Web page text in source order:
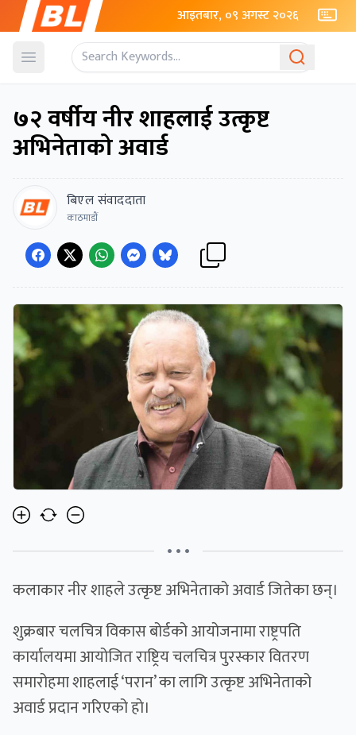
आइतबार, ०९ अगस्ट २०२६
Open menu
७२ वर्षीय नीर शाहलाई उत्कृष्ट
अभिनेताको अवार्ड
बिएल संवाददाता
काठमाडाैं
• • •
कलाकार नीर शाहले उत्कृष्ट अभिनेताको अवार्ड जितेका छन्।
शुक्रबार चलचित्र विकास बोर्डको आयोजनामा राष्ट्रपति
कार्यालयमा आयोजित राष्ट्रिय चलचित्र पुरस्कार वितरण
समारोहमा शाहलाई ‘परान’ का लागि उत्कृष्ट अभिनेताको
अवार्ड प्रदान गरिएको हाे।